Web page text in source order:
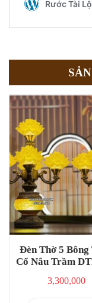
Đèn Thờ 5 Bông
Cổ Nâu Trầm
3,300,000